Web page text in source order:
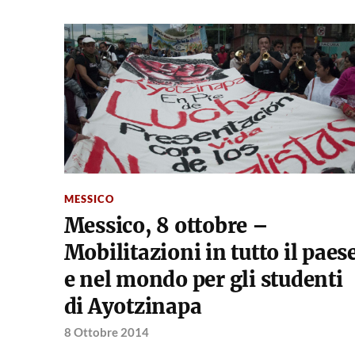
MESSICO
Messico, 8 ottobre –
Mobilitazioni in tutto il
e nel mondo per gli studenti
di Ayotzinapa
8 Ottobre 2014